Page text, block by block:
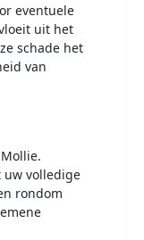
eventuele
uit het
schade het
van
uw volledige
rondom